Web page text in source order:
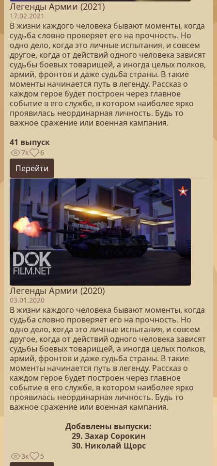
Легенды Армии (2021)
17.02.2021
В жизни каждого человека бывают моменты, когда
судьба словно проверяет его на прочность. Но
одно дело, когда это личные испытания, и совсем
другое, когда от действий одного человека зависят
судьбы боевых товарищей, а иногда целых полков,
армий, фронтов и даже судьба страны. В такие
моменты начинается путь в легенду. Рассказ о
каждом герое будет построен через главное
событие в его службе, в котором наиболее ярко
проявилась неординарная личность. Будь то
важное сражение или военная кампания.
41 выпуск
7к 6
Перейти
Легенды Армии (2020)
03.01.2020
В жизни каждого человека бывают моменты, когда
судьба словно проверяет его на прочность. Но
одно дело, когда это личные испытания, и совсем
другое, когда от действий одного человека зависят
судьбы боевых товарищей, а иногда целых полков,
армий, фронтов и даже судьба страны. В такие
моменты начинается путь в легенду. Рассказ о
каждом герое будет построен через главное
событие в его службе, в котором наиболее ярко
проявилась неординарная личность. Будь то
важное сражение или военная кампания.
Добавлены выпуски:
29. Захар Сорокин
30. Николай Щорс
3к 5